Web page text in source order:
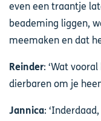
even een traantje
beademing liggen,
meemaken en dat
Reinder: ‘Wat
dierbaren om je
Jannica: